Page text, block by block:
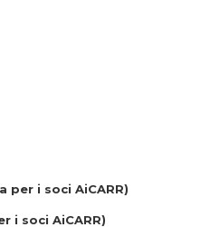
per i soci AiCARR)
i soci AiCARR)